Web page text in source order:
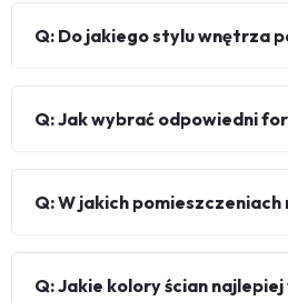
Q: Do jakiego stylu wnętrza
Q: Jak wybrać odpowiedni
Q: W jakich
Q: Jakie kolory ścian